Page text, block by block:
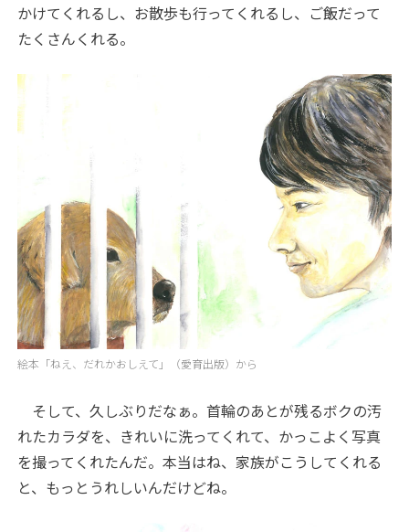
かけてくれるし、お散歩も行ってくれるし、ご飯だって
たくさんくれる。
絵本「ねえ、だれかおしえて」（愛育出版）から
そして、久しぶりだなぁ。首輪のあとが残るボクの汚
れたカラダを、きれいに洗ってくれて、かっこよく写真
を撮ってくれたんだ。本当はね、家族がこうしてくれる
と、もっとうれしいんだけどね。